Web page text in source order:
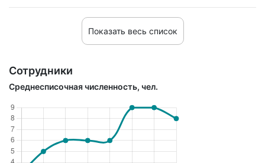
Показать весь список
Сотрудники
Среднесписочная численность, чел.